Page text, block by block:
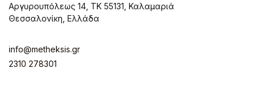
Αργυρουπόλεως 14, ΤΚ 55131, Καλαμαριά
Θεσσαλονίκη, Ελλάδα
info@metheksis.gr
2310 278301